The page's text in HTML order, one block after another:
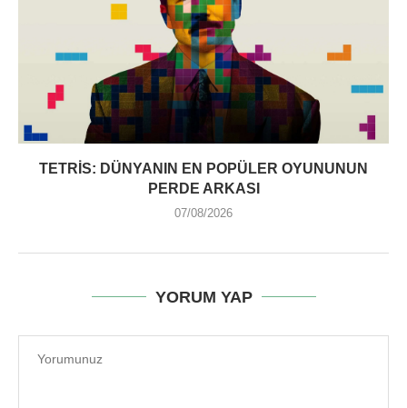
TETRIS: DÜNYANIN EN POPÜLER OYUNUNUN
PERDE ARKASI
07/08/2026
YORUM YAP